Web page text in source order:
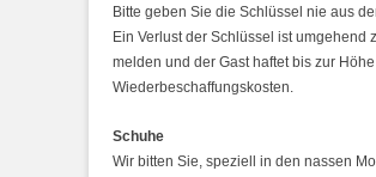
Bitte geben Sie die Schlüssel nie aus
Ein Verlust der Schlüssel ist umgehend
melden und der Gast haftet bis zur
Wiederbeschaffungskosten.
Schuhe
Wir bitten Sie, speziell in den nassen